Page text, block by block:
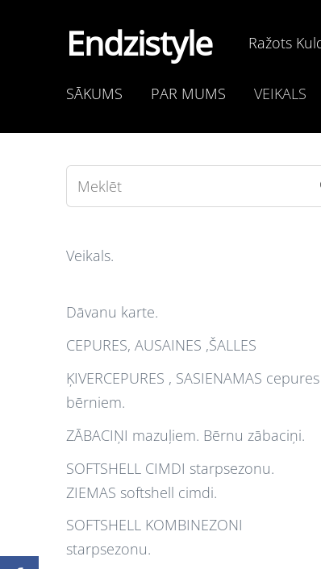
Endzistyle Ražots
SĀKUMS PAR MUMS VEIKALS
Veikals.
Dāvanu karte.
CEPURES, AUSAINES ,ŠALLES
ĶIVERCEPURES , SASIENAMAS cepures
bērniem.
ZĀBACIŅI mazuļiem. Bērnu zābaciņi.
SOFTSHELL CIMDI starpsezonu.
ZIEMAS softshell cimdi.
SOFTSHELL KOMBINEZONI
starpsezonu.